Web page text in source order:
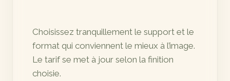
89,00 €
720,00 €
Choisissez tranquillement le support et le
format qui conviennent le mieux à l’image.
Le tarif se met à jour selon la finition
choisie.